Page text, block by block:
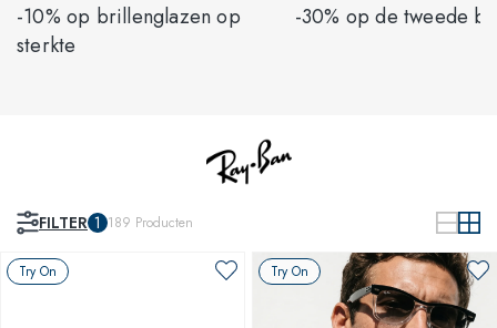
-10% op brillenglazen op
sterkte
-30% op de tweede
FILTER 1 189 Producten
Try On Try On